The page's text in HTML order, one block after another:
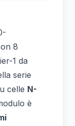
8
1 da
serie
celle N-
è